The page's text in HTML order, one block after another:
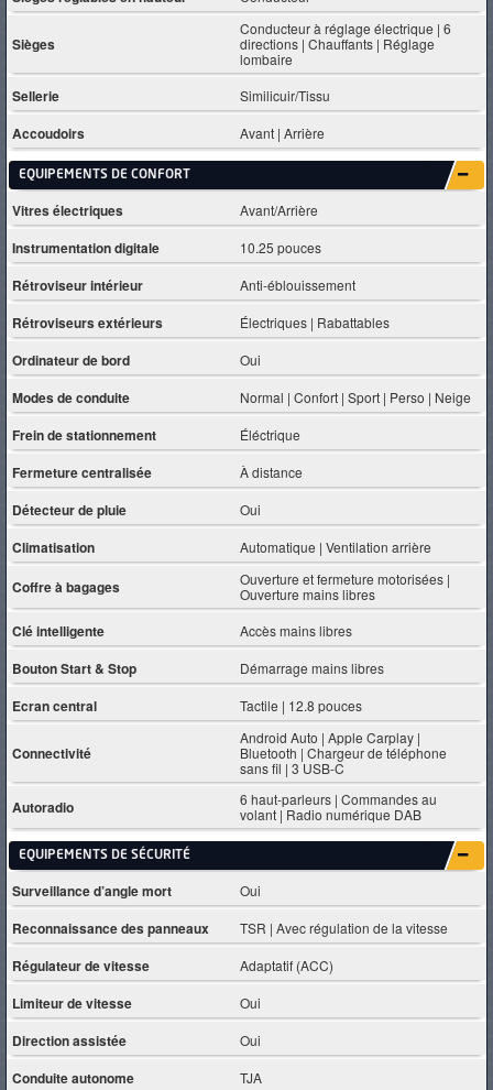
Sièges
Conducteur à réglage électrique | 6
directions | Chauffants | Réglage
lombaire
Sellerie Similicuir/Tissu
Accoudoirs Avant | Arrière
EQUIPEMENTS DE CONFORT
Vitres électriques Avant/Arrière
Instrumentation digitale 10.25 pouces
Rétroviseur intérieur Anti-éblouissement
Rétroviseurs extérieurs Électriques | Rabattables
Ordinateur de bord Oui
Modes de conduite Normal | Confort | Sport | Perso | Neige
Frein de stationnement Éléctrique
Fermeture centralisée À distance
Détecteur de pluie Oui
Climatisation Automatique | Ventilation arrière
Coffre à bagages
Ouverture et fermeture motorisées |
Ouverture mains libres
Clé intelligente Accès mains libres
Bouton Start & Stop Démarrage mains libres
Ecran central Tactile | 12.8 pouces
Connectivité
Android Auto | Apple Carplay |
Bluetooth | Chargeur de téléphone
sans fil | 3 USB-C
Autoradio
6 haut-parleurs | Commandes au
volant | Radio numérique DAB
EQUIPEMENTS DE SÉCURITÉ
Surveillance d’angle mort Oui
Reconnaissance des panneaux TSR | Avec régulation de la vitesse
Régulateur de vitesse Adaptatif (ACC)
Limiteur de vitesse Oui
Direction assistée Oui
Conduite autonome TJA